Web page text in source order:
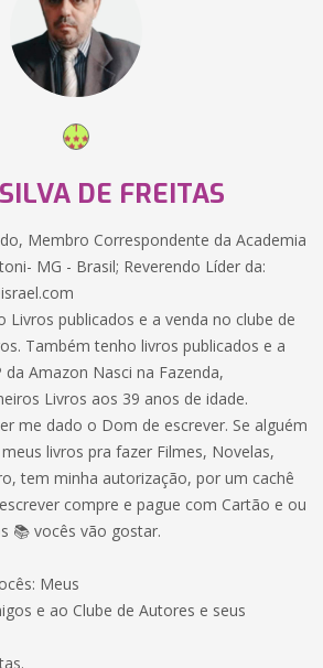
DE FREITAS
Membro Correspondente da Academia
MG - Brasil; Reverendo Líder da:
Livros publicados e a venda no clube de
Também tenho livros publicados e a
Amazon Nasci na Fazenda,
Livros aos 39 anos de idade.
me dado o Dom de escrever. Se alguém
livros pra fazer Filmes, Novelas,
tem minha autorização, por um cachê
compre e pague com Cartão e ou
📚 vocês vão gostar.
Meus
e ao Clube de Autores e seus